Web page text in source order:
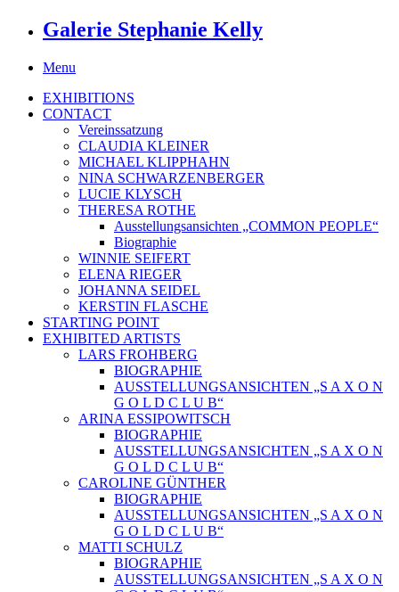
Galerie Stephanie Kelly
Menu
EXHIBITIONS
CONTACT
Vereinssatzung
CLAUDIA KLEINER
MICHAEL KLIPPHAHN
NINA SCHWARZENBERGER
LUCIE KLYSCH
THERESA ROTHE
Ausstellungsansichten „COMMON PEOPLE“
Biographie
WINNIE SEIFERT
ELENA RIEGER
JOHANNA SEIDEL
KERSTIN FLASCHE
STARTING POINT
EXHIBITED ARTISTS
LARS FROHBERG
BIOGRAPHIE
AUSSTELLUNGSANSICHTEN „S A X O N
G O L D C L U B“
ARINA ESSIPOWITSCH
BIOGRAPHIE
AUSSTELLUNGSANSICHTEN „S A X O N
G O L D C L U B“
CAROLINE GÜNTHER
BIOGRAPHIE
AUSSTELLUNGSANSICHTEN „S A X O N
G O L D C L U B“
MATTI SCHULZ
BIOGRAPHIE
AUSSTELLUNGSANSICHTEN „S A X O N